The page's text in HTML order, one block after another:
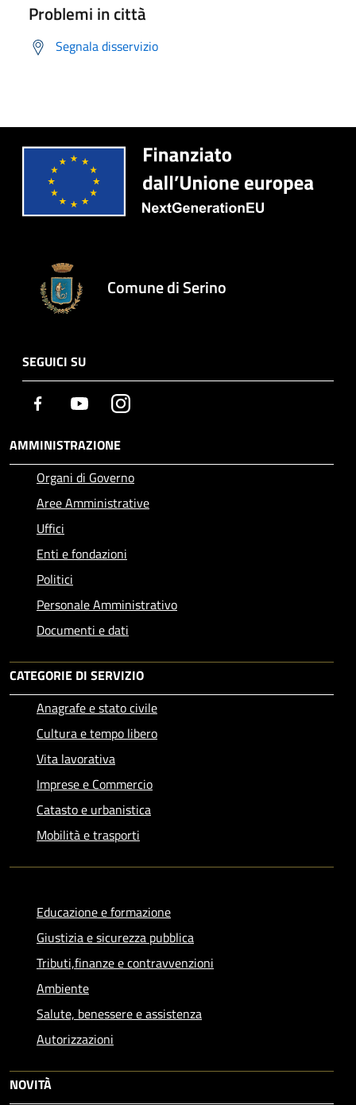
Problemi in città
Segnala disservizio
Comune di Serino
SEGUICI SU
Facebook YoutubeInstagram
AMMINISTRAZIONE
Organi di Governo
Aree Amministrative
Uffici
Enti e fondazioni
Politici
Personale Amministrativo
Documenti e dati
CATEGORIE DI SERVIZIO
Anagrafe e stato civile
Cultura e tempo libero
Vita lavorativa
Imprese e Commercio
Catasto e urbanistica
Mobilità e trasporti
Educazione e formazione
Giustizia e sicurezza pubblica
Tributi,finanze e contravvenzioni
Ambiente
Salute, benessere e assistenza
Autorizzazioni
NOVITÀ